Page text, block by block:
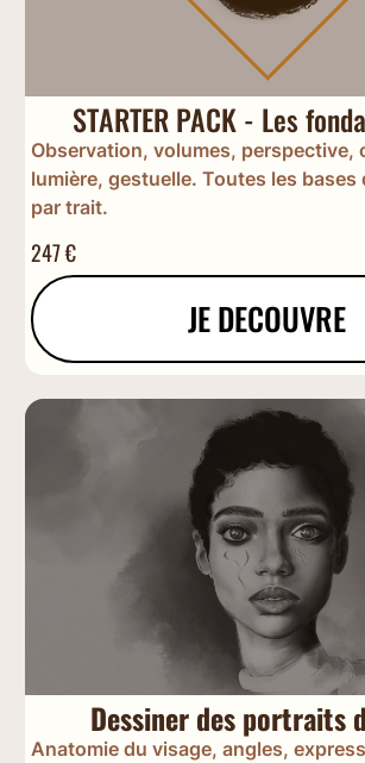
STARTER PACK - Les
Observation, volumes, perspective,
lumière, gestuelle. Toutes les
par trait.
247 €
JE DECOUVRE
Dessiner des portraits
Anatomie du visage, angles,